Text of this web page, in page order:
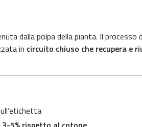
dalla polpa della pianta. Il processo
in circuito chiuso che recupera e